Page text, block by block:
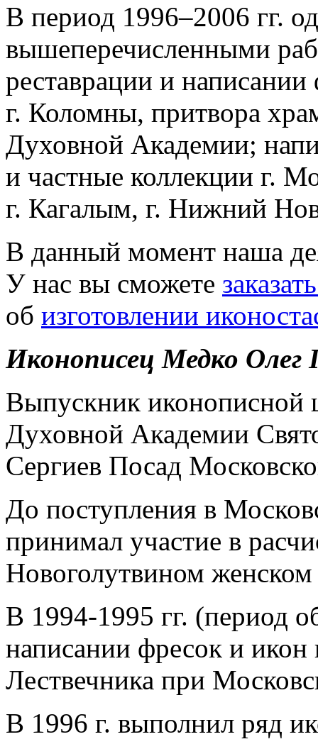
В период 1996–2006 гг.
вышеперечисленными
реставрации и
г. Коломны, притвора
Духовной Академии;
и частные коллекции г.
г. Кагалым, г. Нижний
В данный момент наша
У нас вы сможете
об изготовлении
Иконописец Медко Олег
Выпускник
Духовной Академии
Сергиев Посад
До поступления в
принимал участие в
Новоголутвином
В 1994-1995 гг. (период
написании фресок и икон
Лествечника при
В 1996 г. выполнил ряд